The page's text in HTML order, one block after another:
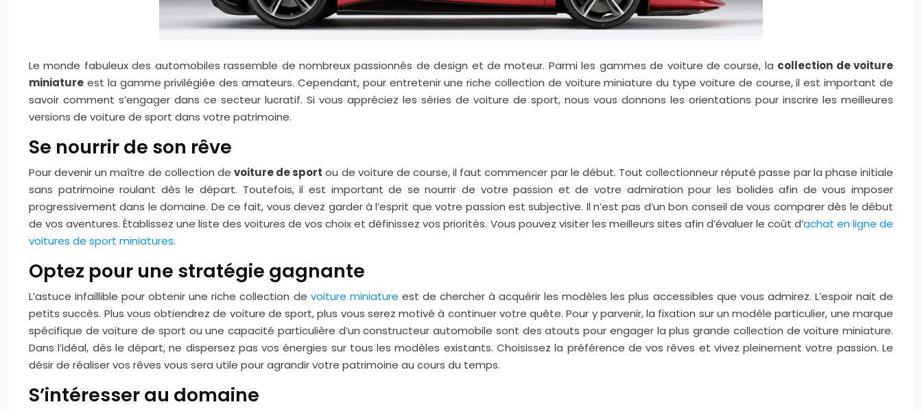
Le monde fabuleux des automobiles rassemble de nombreux passionnés de design et de moteur. Parmi les gammes de voiture de course, la collection de voiture
miniature est la gamme privilégiée des amateurs. Cependant, pour entretenir une riche collection de voiture miniature du type voiture de course, il est important de
savoir comment s’engager dans ce secteur lucratif. Si vous appréciez les séries de voiture de sport, nous vous donnons les orientations pour inscrire les meilleures
versions de voiture de sport dans votre patrimoine.
Se nourrir de son rêve
Pour devenir un maître de collection de voiture de sport ou de voiture de course, il faut commencer par le début. Tout collectionneur réputé passe par la phase initiale
sans patrimoine roulant dès le départ. Toutefois, il est important de se nourrir de votre passion et de votre admiration pour les bolides afin de vous imposer
progressivement dans le domaine. De ce fait, vous devez garder à l’esprit que votre passion est subjective. Il n’est pas d’un bon conseil de vous comparer dès le début
de vos aventures. Établissez une liste des voitures de vos choix et définissez vos priorités. Vous pouvez visiter les meilleurs sites afin d’évaluer le coût d’achat en ligne de
voitures de sport miniatures.
Optez pour une stratégie gagnante
L’astuce infaillible pour obtenir une riche collection de voiture miniature est de chercher à acquérir les modèles les plus accessibles que vous admirez. L’espoir nait de
petits succès. Plus vous obtiendrez de voiture de sport, plus vous serez motivé à continuer votre quête. Pour y parvenir, la fixation sur un modèle particulier, une marque
spécifique de voiture de sport ou une capacité particulière d’un constructeur automobile sont des atouts pour engager la plus grande collection de voiture miniature.
Dans l’idéal, dès le départ, ne dispersez pas vos énergies sur tous les modèles existants. Choisissez la préférence de vos rêves et vivez pleinement votre passion. Le
désir de réaliser vos rêves vous sera utile pour agrandir votre patrimoine au cours du temps.
S’intéresser au domaine